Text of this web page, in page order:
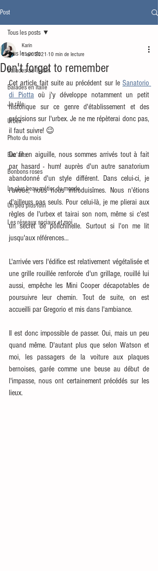
Post
Tous les posts
Balades au Tessin
Balades en Italie
Je râle
Urbex
Photo du mois
Baz'arts
Bonbons roses
Le plus beau métier du monde
Un peu plus loin
Les réseaux sociaux et moi
Tous les posts
Don't forget to remember
Karin
1 avr. 2021 10 min de lecture
Cet article fait suite au précédent sur le Sanatorio
di Piotta où j'y développe notamment un petit
historique sur ce genre d'établissement et des
précisions sur l'urbex. Je ne me répèterai donc pas,
il faut suivre! 😉
De fil en aiguille, nous sommes arrivés tout à fait
par hasard - hum! auprès d'un autre sanatorium
abandonné d'un style différent. Dans celui-ci, je
l'avoue, nous nous introduisîmes. Nous n'étions
d'ailleurs pas seuls. Pour celui-là, je me plierai aux
règles de l'urbex et tairai son nom, même si c'est
un secret de polichinelle. Surtout si l'on me lit
jusqu'aux références...
L'arrivée vers l'édifice est relativement végétalisée et
une grille rouillée renforcée d'un grillage, rouillé lui
aussi, empêche les Mini Cooper décapotables de
poursuivre leur chemin. Tout de suite, on est
accueilli par Gregorio et mis dans l'ambiance.
Il est donc impossible de passer. Oui, mais un peu
quand même. D'autant plus que selon Watson et
moi, les passagers de la voiture aux plaques
bernoises, garée comme une beuse au début de
l'impasse, nous ont certainement précédés sur les
lieux.